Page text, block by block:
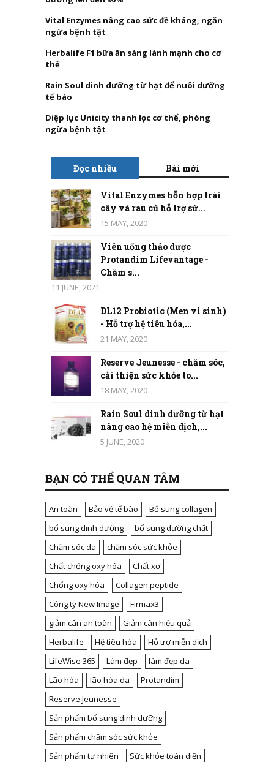
Vital Enzymes nâng cao sức đề kháng, ngăn
ngừa bệnh tật
Herbalife F1 bữa ăn sáng lành mạnh cho cơ
thể
Rain Soul dinh dưỡng từ hạt để nuôi dưỡng
tế bào
Diệp lục Unicity thanh lọc cơ thể, phòng
ngừa bệnh tật
Đọc nhiều Bài mới
Vital Enzymes hỗn hợp trái
cây và rau củ hỗ trợ sứ...
15 MAY, 2020
Viên uống thảo dược
Protandim Lifevantage -
Chăm s...
11 JUNE, 2021
DL12 Probiotic (Men vi sinh)
- Hỗ trợ hệ tiêu hóa,...
21 MAY, 2020
Reserve Jeunesse - chăm sóc,
cải thiện sức khỏe to...
18 MAY, 2020
Rain Soul dinh dưỡng từ hạt
nâng cao hệ miễn dịch,...
5 JUNE, 2020
BẠN CÓ THỂ QUAN TÂM
An toàn Bảo vệ tế bào
Bổ sung collagen
bổ sung dinh dưỡng
bổ sung dưỡng chất
Chăm sóc da
chăm sóc sức khỏe
Chất chống oxy hóa
Chất xơ
Chống oxy hóa
Collagen peptide
Công ty New Image
Firmax3
giảm cân an toàn
Giảm cân hiệu quả
Herbalife
Hệ tiêu hóa
Hỗ trợ miễn dịch
LifeWise 365
Làm đẹp
làm đẹp da
Lão hóa
lão hóa da
Protandim
Reserve Jeunesse
Sản phẩm bổ sung dinh dưỡng
Sản phẩm chăm sóc sức khỏe
Sản phẩm tự nhiên
Sức khỏe toàn diện